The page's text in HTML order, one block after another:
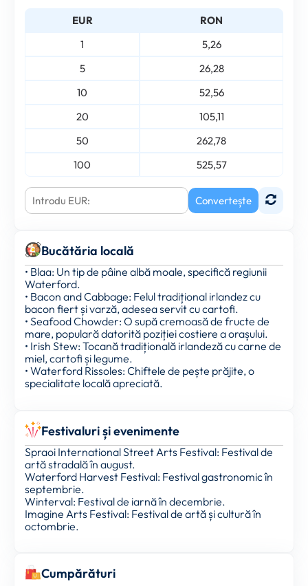
EUR
RON
1
5,26
5
26,28
10
52,56
20
105,11
50
262,78
100
525,57
Convertește
Bucătăria locală
• Blaa: Un tip de pâine albă moale, specifică regiunii
Waterford.
• Bacon and Cabbage: Felul tradițional irlandez cu
bacon fiert și varză, adesea servit cu cartofi.
• Seafood Chowder: O supă cremoasă de fructe de
mare, populară datorită poziției costiere a orașului.
• Irish Stew: Tocană tradițională irlandeză cu carne de
miel, cartofi și legume.
• Waterford Rissoles: Chiftele de pește prăjite, o
specialitate locală apreciată.
Festivaluri și evenimente
Spraoi International Street Arts Festival: Festival de
artă stradală în august.
Waterford Harvest Festival: Festival gastronomic în
septembrie.
Winterval: Festival de iarnă în decembrie.
Imagine Arts Festival: Festival de artă și cultură în
octombrie.
Cumpărături